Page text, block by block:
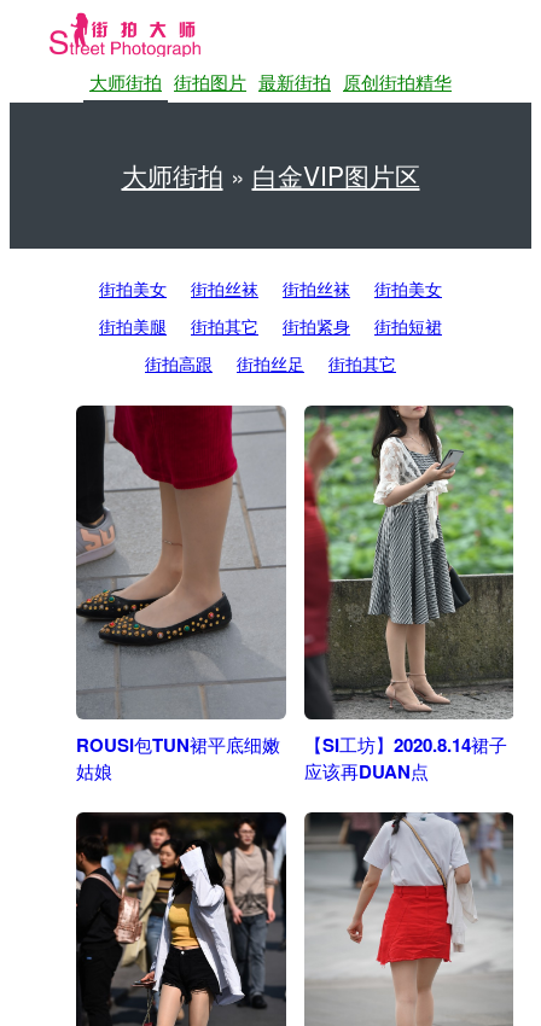
大师街拍 街拍图片 最新街拍 原创街拍精华
大师街拍 » 白金VIP图片区
街拍美女 街拍丝袜 街拍丝袜
街拍美女
街拍美腿
街拍其它 街拍紧身
街拍短裙
街拍高跟
街拍丝足 街拍其它
ROUSI包TUN裙平底细嫩
姑娘
【SI工坊】2020.8.14裙子
应该再DUAN点